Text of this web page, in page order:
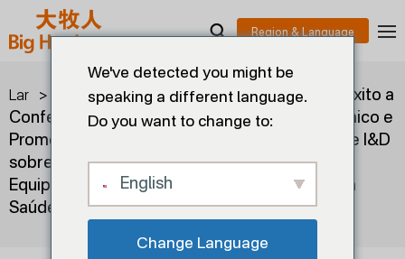
Lar > Blogs >
A Big Herdsman acolhe com êxito a
Conferência Nacional de Intercâmbio Académico e
Promoção Tecnológica de Projectos-Chave de I&D
sobre "Desenvolvimento e Aplicação de
Equipamentos-Chave para a Monitorização da
Saúde do Gado e das Aves"
We've detected you might be
speaking a different language.
Do you want to change to:
English
Change Language